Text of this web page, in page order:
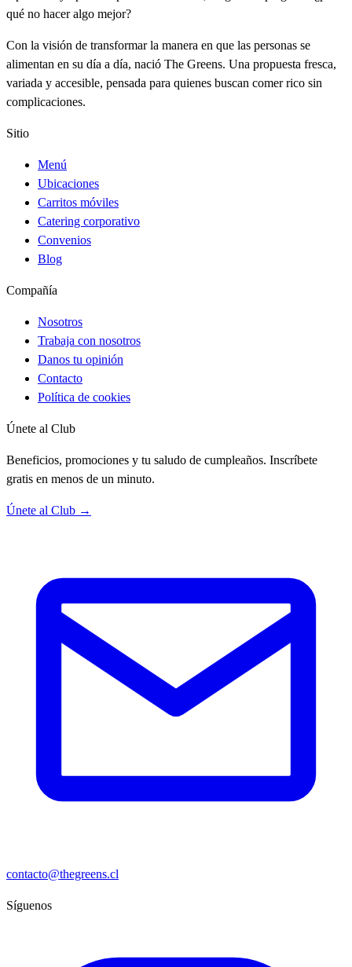
qué no hacer algo mejor?
Con la visión de transformar la manera en que las personas se
alimentan en su día a día, nació The Greens. Una propuesta fresca,
variada y accesible, pensada para quienes buscan comer rico sin
complicaciones.
Sitio
Menú
Ubicaciones
Carritos móviles
Catering corporativo
Convenios
Blog
Compañía
Nosotros
Trabaja con nosotros
Danos tu opinión
Contacto
Política de cookies
Únete al Club
Beneficios, promociones y tu saludo de cumpleaños. Inscríbete
gratis en menos de un minuto.
Únete al Club →
contacto@thegreens.cl
Síguenos